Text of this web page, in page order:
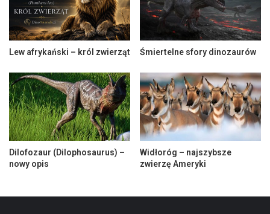
Lew afrykański – król zwierząt Śmiertelne sfory dinozaurów
Dilofozaur (Dilophosaurus) –
nowy opis
Widłoróg – najszybsze
zwierzę Ameryki